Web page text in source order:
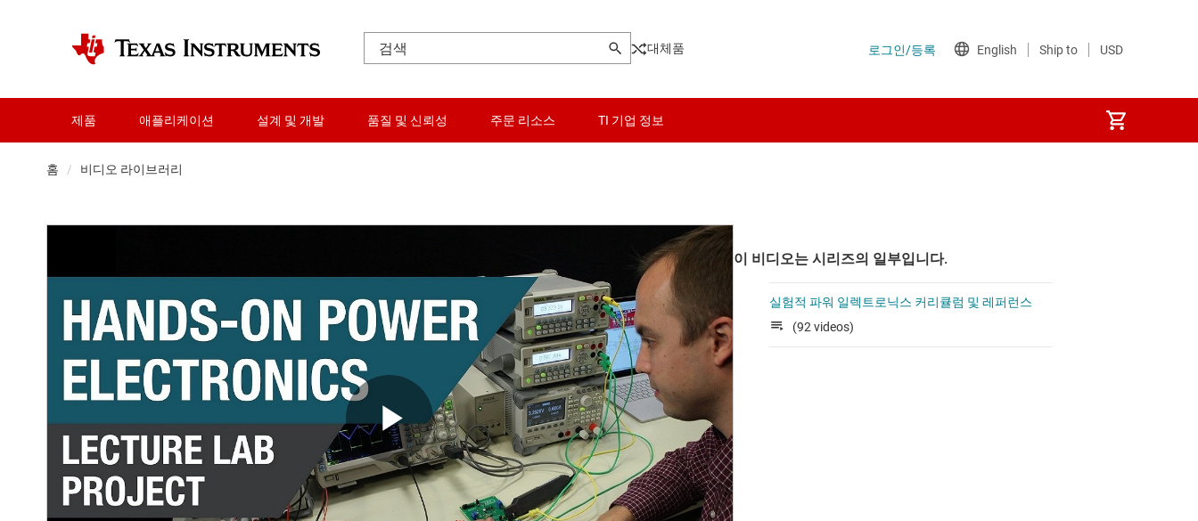
대체품
제품 애플리케이션 설계 및 개발 품질 및 신뢰성 주문 리소스 TI 기업 정보
홈 비디오 라이브러리
Play
이 비디오는 시리즈의 일부입니다.
실험적 파워 일렉트로닉스 커리큘럼 및 레퍼런스
(92 videos)